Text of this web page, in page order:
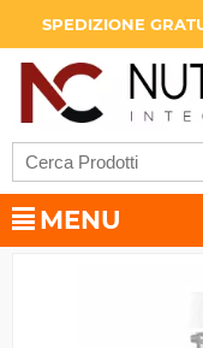
SPEDIZIONE
MENU